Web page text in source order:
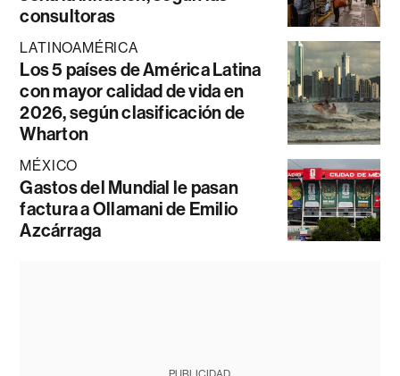
consultoras
LATINOAMÉRICA
Los 5 países de América Latina
con mayor calidad de vida en
2026, según clasificación de
Wharton
MÉXICO
Gastos del Mundial le pasan
factura a Ollamani de Emilio
Azcárraga